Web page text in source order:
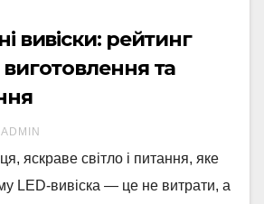
вивіски: рейтинг
та
ADMIN
яскраве світло і питання, яке
LED-вивіска — це не витрати, а